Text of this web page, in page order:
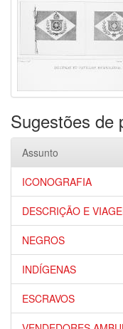
Sugestões de
Assunto
ICONOGRAFIA
DESCRIÇÃO E
NEGROS
INDÍGENAS
ESCRAVOS